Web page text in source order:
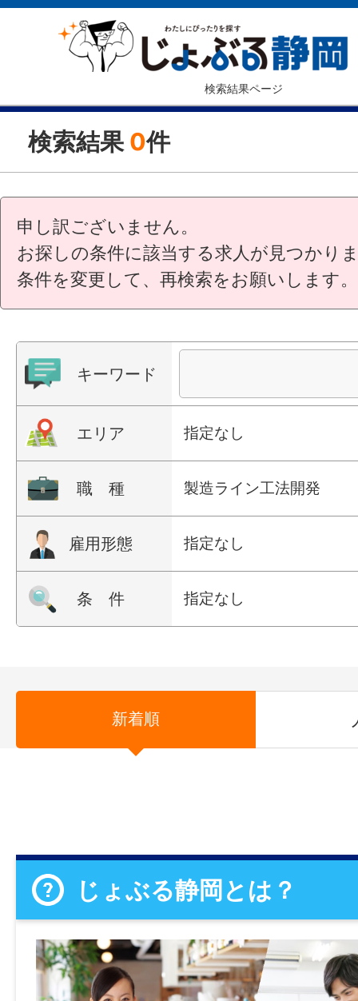
検索結果ページ
検索結果 0件
申し訳ございません。
お探しの条件に該当する求人が見つかり
条件を変更して、再検索をお願いします。
キーワード
エリア 指定なし
職 種 製造ライン工法開発
雇用形態 指定なし
条 件 指定なし
新着順
じょぶる静岡とは？